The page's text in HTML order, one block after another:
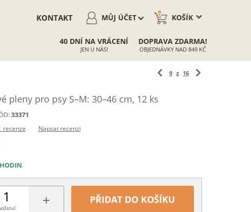
KOŠÍK
0
MŮJ ÚČET
KONTAKT
40 DNÍ NA VRÁCENÍ
JEN U NÁS!
DOPRAVA ZDARMA!
OBJEDNÁVKY NAD 849 KČ
9 z 16
pleny pro psy S–M: 30–46 cm, 12 ks
33371
recenze Napsat recenzi
+ PŘIDAT DO KOŠÍKU